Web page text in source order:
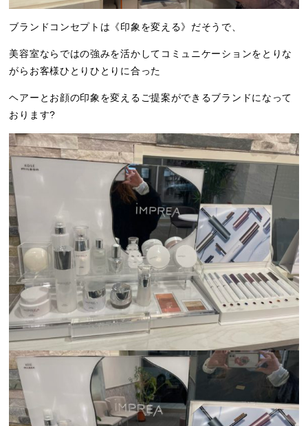
ブランドコンセプトは《印象を変える》だそうで、
美容室ならではの強みを活かしてコミュニケーションをとりな
がらお客様ひとりひとりに合った
ヘアーとお顔の印象を変えるご提案ができるブランドになって
おります?